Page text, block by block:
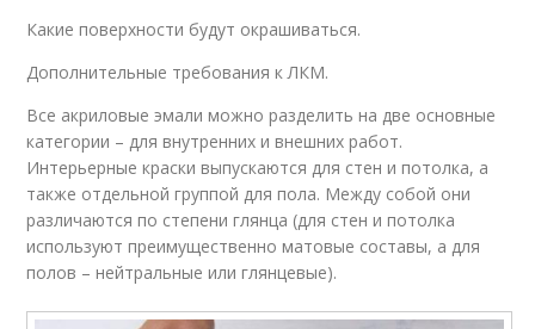
Какие поверхности будут окрашиваться.
Дополнительные требования к ЛКМ.
Все акриловые эмали можно разделить на две основные
категории – для внутренних и внешних работ.
Интерьерные краски выпускаются для стен и потолка, а
также отдельной группой для пола. Между собой они
различаются по степени глянца (для стен и потолка
используют преимущественно матовые составы, а для
полов – нейтральные или глянцевые).